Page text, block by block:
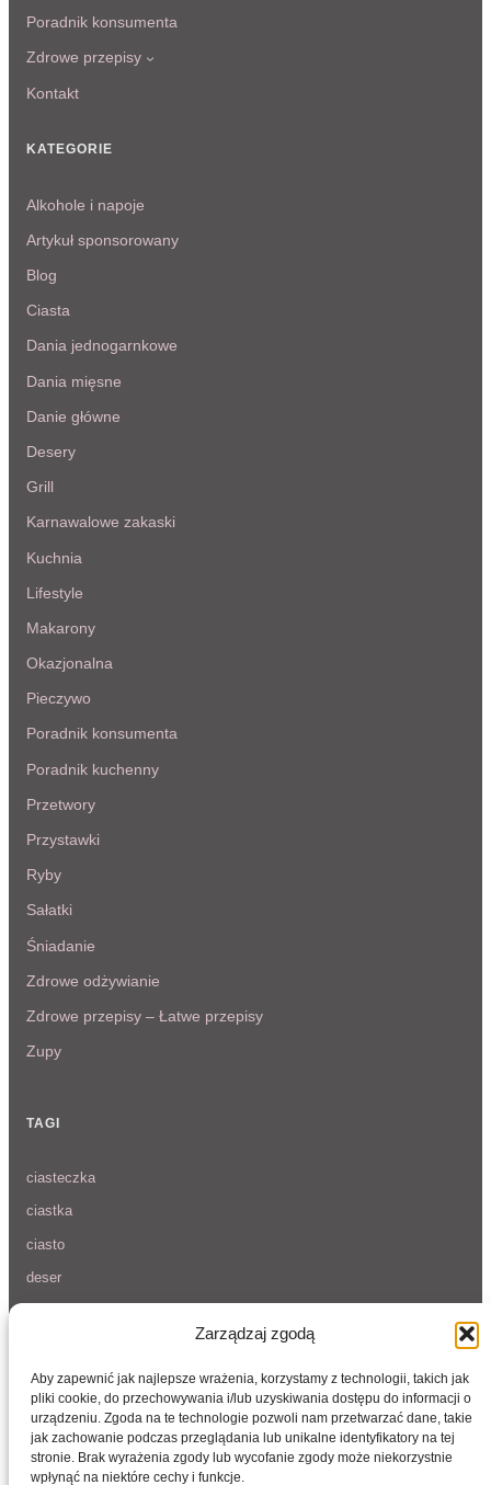
Zarządzaj zgodą
Aby zapewnić jak najlepsze wrażenia, korzystamy z technologii, takich jak
pliki cookie, do przechowywania i/lub uzyskiwania dostępu do informacji o
urządzeniu. Zgoda na te technologie pozwoli nam przetwarzać dane, takie
jak zachowanie podczas przeglądania lub unikalne identyfikatory na tej
stronie. Brak wyrażenia zgody lub wycofanie zgody może niekorzystnie
wpłynąć na niektóre cechy i funkcje.
Poradnik konsumenta
Zdrowe przepisy
Kontakt
KATEGORIE
Alkohole i napoje
Artykuł sponsorowany
Blog
Ciasta
Dania jednogarnkowe
Dania mięsne
Danie główne
Desery
Grill
Karnawalowe zakaski
Kuchnia
Lifestyle
Makarony
Okazjonalna
Pieczywo
Poradnik konsumenta
Poradnik kuchenny
Przetwory
Przystawki
Ryby
Sałatki
Śniadanie
Zdrowe odżywianie
Zdrowe przepisy – Łatwe przepisy
Zupy
TAGI
ciasteczka
ciastka
ciasto
deser
przepis
przepisy na wigilię
sałatka
truskawki